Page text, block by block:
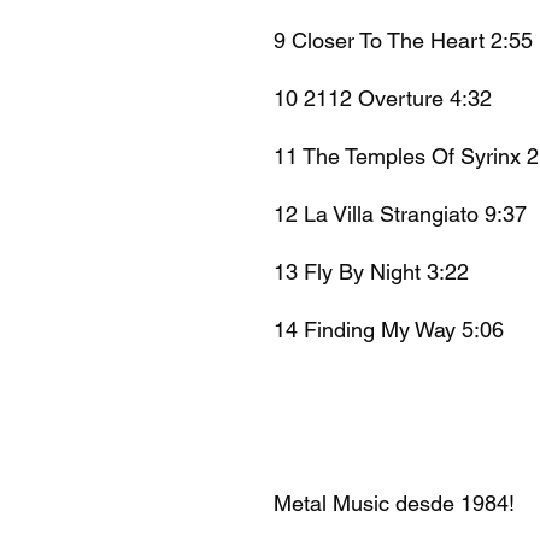
9 Closer To The Heart 2:55
10 2112 Overture 4:32
11 The Temples Of Syrinx
12 La Villa Strangiato 9:37
13 Fly By Night 3:22
14 Finding My Way 5:06
Metal Music desde 1984!